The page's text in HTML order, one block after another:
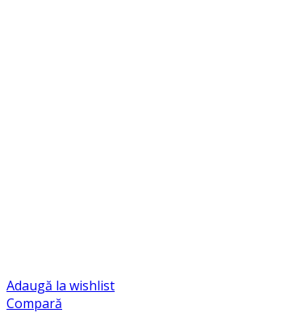
Adaugă la wishlist
Compară